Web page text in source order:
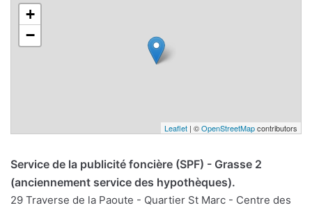
+
−
Leaflet | ©OpenStreetMapcontributors
Service de la publicité foncière (SPF) - Grasse 2
(anciennement service des hypothèques).
29 Traverse de la Paoute - Quartier St Marc - Centre des